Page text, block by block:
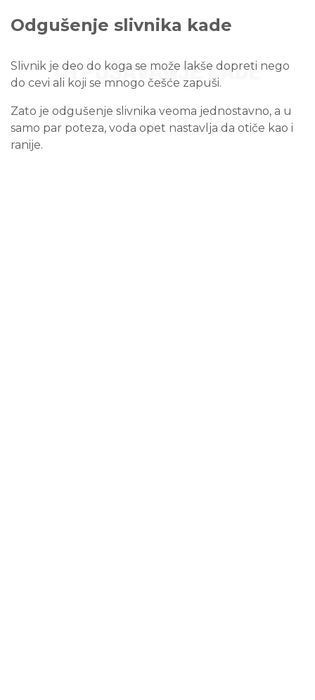
Odgušenje slivnika kade
Slivnik je deo do koga se može lakše dopreti nego
do cevi ali koji se mnogo češće zapuši.
Zato je odgušenje slivnika veoma jednostavno, a u
samo par poteza, voda opet nastavlja da otiče kao i
ranije.